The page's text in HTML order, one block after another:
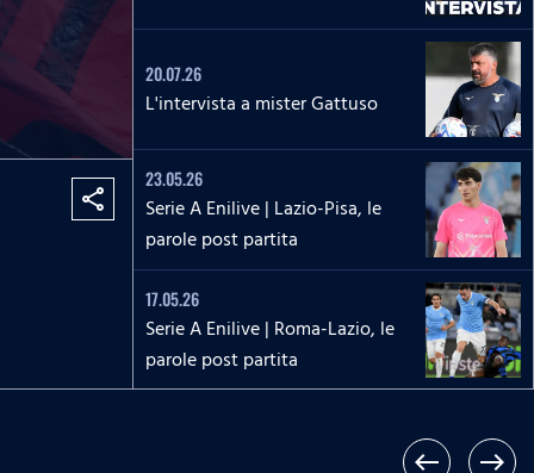
share
20.07.26
L'intervista a mister Gattuso
23.05.26
Serie A Enilive | Lazio-Pisa, le
parole post partita
17.05.26
Serie A Enilive | Roma-Lazio, le
parole post partita
west east